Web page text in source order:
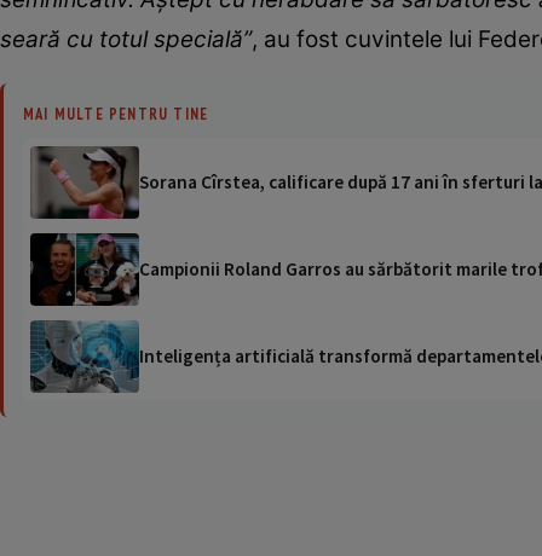
seară cu totul specială”, au fost cuvintele lui
MAI MULTE PENTRU TINE
Sorana Cîrstea, calificare după 17 ani în sferturi
Campionii Roland Garros au sărbătorit marile
Inteligența artificială transformă